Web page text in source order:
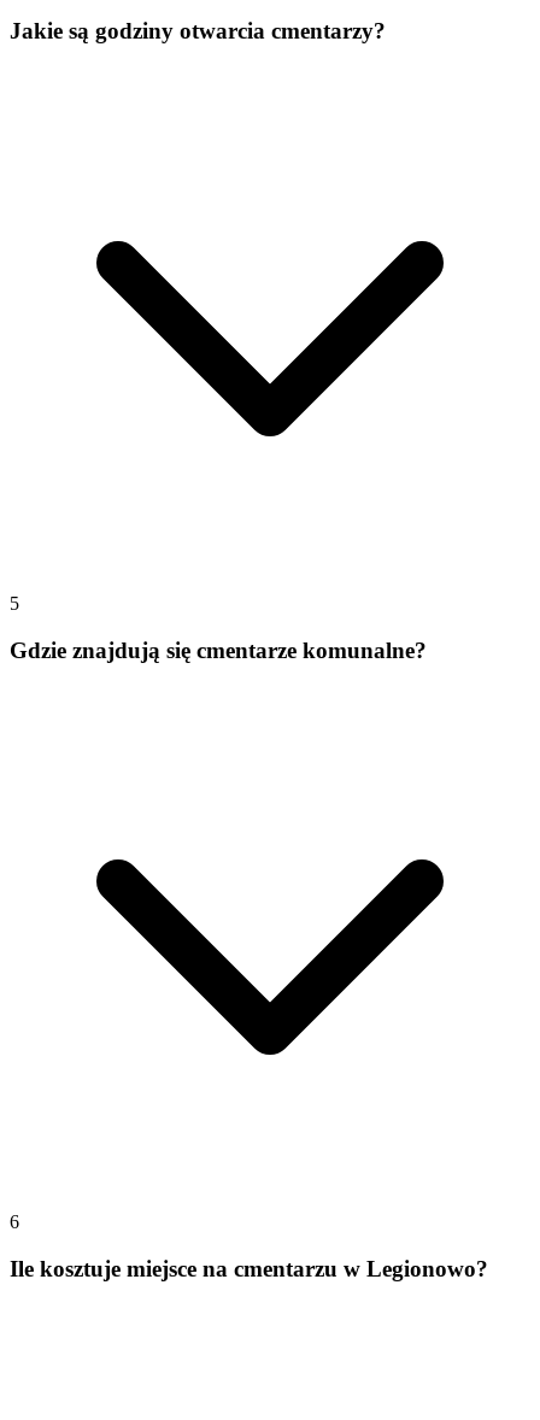
Jakie są godziny otwarcia cmentarzy?
5
Gdzie znajdują się cmentarze komunalne?
6
Ile kosztuje miejsce na cmentarzu w Legionowo?